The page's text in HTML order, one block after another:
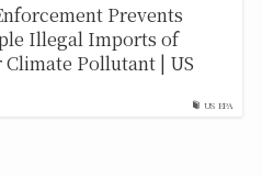
US EPA
Prevents
Illegal Imports of
Climate Pollutant | US